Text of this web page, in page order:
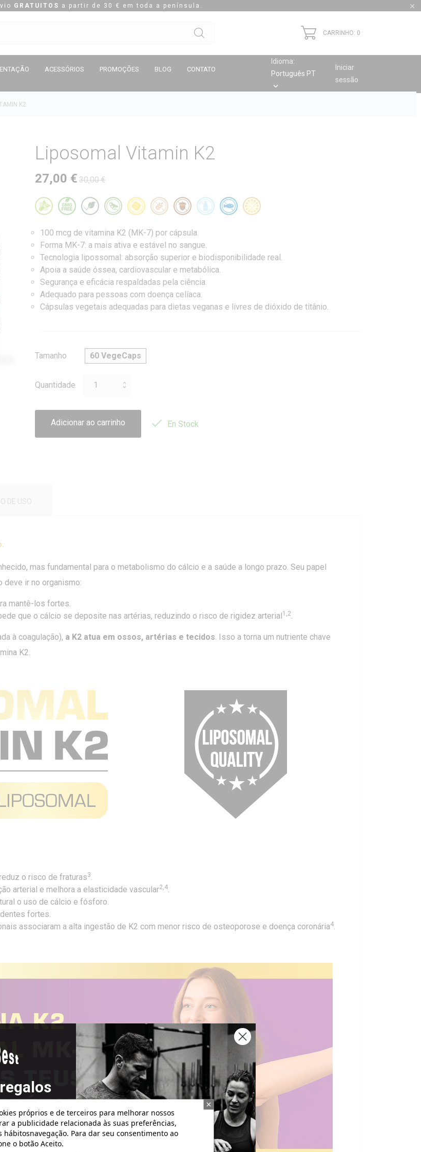
GRATUITOS a partir de 30 € em toda a península. 
CARRINHO: 0
ACESSÓRIOS PROMOÇÕES BLOG CONTATO
Idioma:
Português PT
keyboard_arrow_down
Iniciar
sessão
K2
Liposomal Vitamin K2
27,00 € 30,00 €
100 mcg de vitamina K2 (MK-7) por cápsula.
Forma MK-7: a mais ativa e estável no sangue.
Tecnologia lipossomal: absorção superior e biodisponibilidade real.
Apoia a saúde óssea, cardiovascular e metabólica.
Segurança e eficácia respaldadas pela ciência.
Adequado para pessoas com doença celíaca.
Cápsulas vegetais adequadas para dietas veganas e livres de dióxido de titânio.
Tamanho 60 VegeCaps
Quantidade
Adicionar ao carrinho  En Stock
DE USO
mas fundamental para o metabolismo do cálcio e a saúde a longo prazo. Seu papel
deve ir no organismo:
mantê-los fortes.
que o cálcio se deposite nas artérias, reduzindo o risco de rigidez arterial1,2.
à coagulação), a K2 atua em ossos, artérias e tecidos. Isso a torna um nutriente chave
K2.
o risco de fraturas3.
arterial e melhora a elasticidade vascular2,4.
o uso de cálcio e fósforo.
fortes.
associaram a alta ingestão de K2 com menor risco de osteoporose e doença coronária4.
próprios e de terceiros para melhorar nossos
a publicidade relacionada às suas preferências,
hábitosnavegação. Para dar seu consentimento ao
o botão Aceito.
tus